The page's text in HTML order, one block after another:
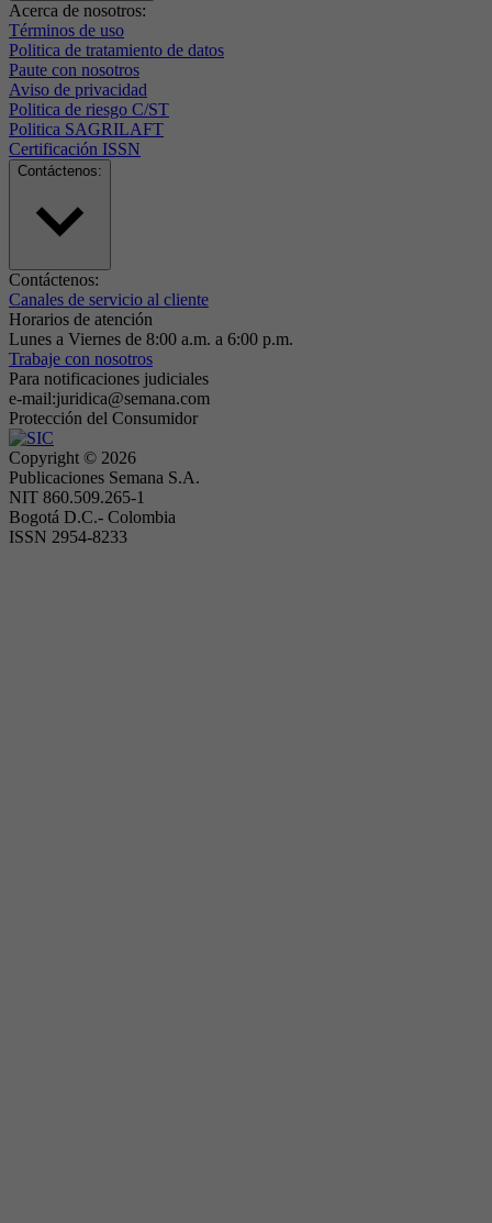
Acerca de nosotros:
Términos de uso
Politica de tratamiento de datos
Paute con nosotros
Aviso de privacidad
Politica de riesgo C/ST
Politica SAGRILAFT
Certificación ISSN
Contáctenos:
Contáctenos:
Canales de servicio al cliente
Horarios de atención
Lunes a Viernes de 8:00 a.m. a 6:00 p.m.
Trabaje con nosotros
Para notificaciones judiciales
e-mail:juridica@semana.com
Protección del Consumidor
Copyright © 2026
Publicaciones Semana S.A.
NIT 860.509.265-1
Bogotá D.C.- Colombia
ISSN 2954-8233